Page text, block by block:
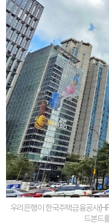
우리은행이 한국주택금융공사
드본드